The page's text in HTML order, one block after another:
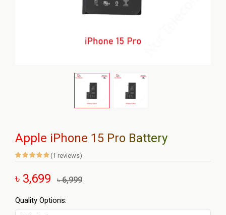
Apple iPhone 15 Pro Battery
(1 reviews)
৳ 3,699 ৳ 6,999
Quality Options: